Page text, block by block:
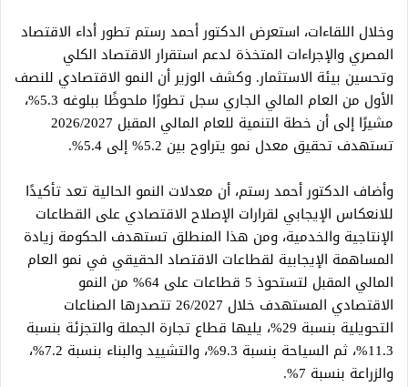
وخلال اللقاءات، استعرض الدكتور أحمد رستم تطور أداء الاقتصاد
المصري والإجراءات المتخذة لدعم استقرار الاقتصاد الكلي
وتحسين بيئة الاستثمار. وكشف الوزير أن النمو الاقتصادي للنصف
الأول من العام المالي الجاري سجل تطورًا ملحوظًا ببلوغه 5.3%،
مشيرًا إلى أن خطة التنمية للعام المالي المقبل 2026/2027
تستهدف تحقيق معدل نمو يتراوح بين 5.2% إلى 5.4%.
وأضاف الدكتور أحمد رستم، أن معدلات النمو الحالية تعد تأكيدًا
للانعكاس الإيجابي لقرارات الإصلاح الاقتصادي على القطاعات
الإنتاجية والخدمية، ومن هذا المنطلق تستهدف الحكومة زيادة
المساهمة الإيجابية لقطاعات الاقتصاد الحقيقي في نمو العام
المالي المقبل لتستحوذ 5 قطاعات على 64% من النمو
الاقتصادي المستهدف خلال 26/2027 تتصدرها الصناعات
التحويلية بنسبة 29%، يليها قطاع تجارة الجملة والتجزئة بنسبة
11.3%، ثم السياحة بنسبة 9.3%، والتشييد والبناء بنسبة 7.2%،
والزراعة بنسبة 7%.